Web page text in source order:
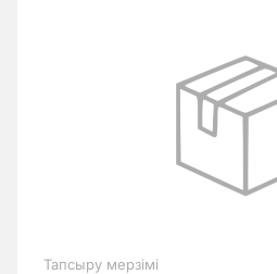
Тапсыру мерзімі